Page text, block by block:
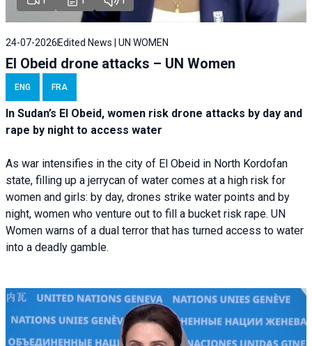
24-07-2026 Edited News | UN WOMEN
El Obeid drone attacks – UN Women
ENG FRA
In Sudan’s El Obeid, women risk drone attacks by day and
rape by night to access water
As war intensifies in the city of El Obeid in North Kordofan
state, filling up a jerrycan of water comes at a high risk for
women and girls: by day, drones strike water points and by
night, women who venture out to fill a bucket risk rape. UN
Women warns of a dual terror that has turned access to water
into a deadly gamble.